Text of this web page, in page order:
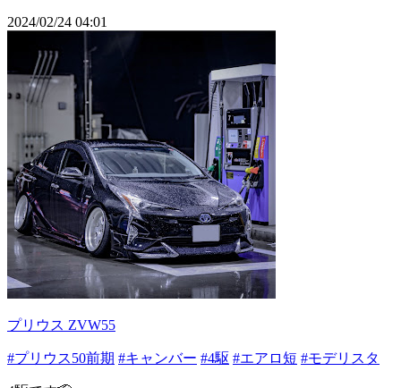
2024/02/24 04:01
プリウス ZVW55
#プリウス50前期 #キャンバー #4駆 #エアロ短 #モデリスタ